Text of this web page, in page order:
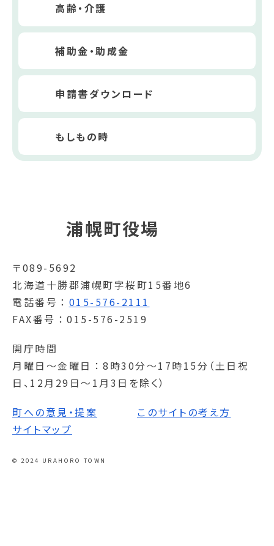
高齢・介護
補助金・助成金
申請書ダウンロード
もしもの時
浦幌町役場
〒089-5692
北海道十勝郡浦幌町字桜町15番地6
電話番号
015-576-2111
FAX番号
015-576-2519
開庁時間
月曜日～金曜日
8時30分～17時15分（土日祝
日、12月29日～1月3日を除く）
町への意見・提案
このサイトの考え方
サイトマップ
© 2024 URAHORO TOWN